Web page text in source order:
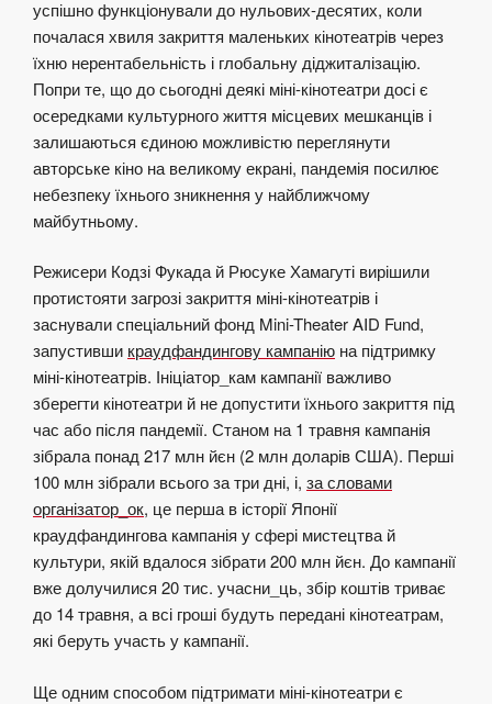
успішно функціонували до нульових-десятих, коли
почалася хвиля закриття маленьких кінотеатрів через
їхню нерентабельність і глобальну діджиталізацію.
Попри те, що до сьогодні деякі міні-кінотеатри досі є
осередками культурного життя місцевих мешканців і
залишаються єдиною можливістю переглянути
авторське кіно на великому екрані, пандемія посилює
небезпеку їхнього зникнення у найближчому
майбутньому.
Режисери Кодзі Фукада й Рюсуке Хамагуті вирішили
протистояти загрозі закриття міні-кінотеатрів і
заснували спеціальний фонд Mini-Theater AID Fund,
запустивши краудфандингову кампанію на підтримку
міні-кінотеатрів. Ініціатор_кам кампанії важливо
зберегти кінотеатри й не допустити їхнього закриття під
час або після пандемії. Станом на 1 травня кампанія
зібрала понад 217 млн йєн (2 млн доларів США). Перші
100 млн зібрали всього за три дні, і, за словами
організатор_ок, це перша в історії Японії
краудфандингова кампанія у сфері мистецтва й
культури, якій вдалося зібрати 200 млн йєн. До кампанії
вже долучилися 20 тис. учасни_ць, збір коштів триває
до 14 травня, а всі гроші будуть передані кінотеатрам,
які беруть участь у кампанії.
Ще одним способом підтримати міні-кінотеатри є